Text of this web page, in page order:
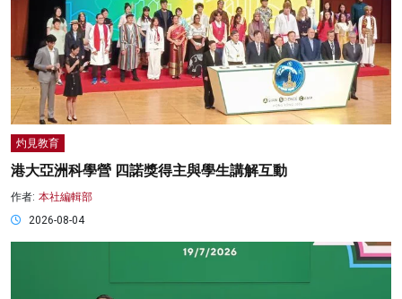
灼見教育
港大亞洲科學營 四諾獎得主與學生講解互動
作者: 本社編輯部
2026-08-04